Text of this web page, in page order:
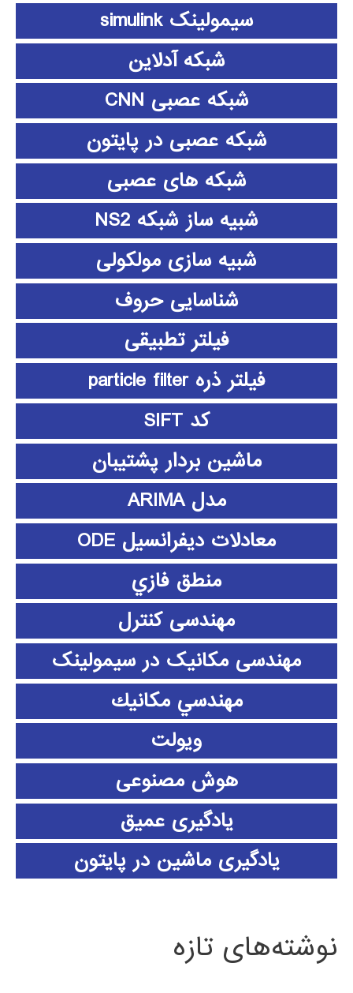
سیمولینک simulink
شبکه آدلاین
شبکه عصبی CNN
شبکه عصبی در پایتون
شبکه های عصبی
شبیه ساز شبکه NS2
شبیه سازی مولکولی
شناسایی حروف
فیلتر تطبیقی
فیلتر ذره particle filter
کد SIFT
ماشین بردار پشتیبان
مدل ARIMA
معادلات دیفرانسیل ODE
منطق فازي
مهندسی کنترل
مهندسی مکانیک در سیمولینک
مهندسي مكانيك
ویولت
هوش مصنوعی
یادگیری عمیق
یادگیری ماشین در پایتون
نوشته‌های تازه